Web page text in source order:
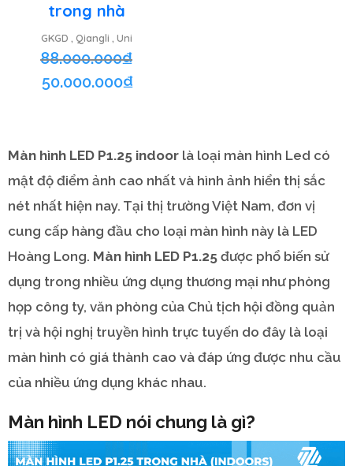
trong nhà
GKGD , Qiangli , Uni
88.000.000₫
50.000.000₫
Màn hình LED P1.25 indoor là loại màn hình Led có
mật độ điểm ảnh cao nhất và hình ảnh hiển thị sắc
nét nhất hiện nay. Tại thị trường Việt Nam, đơn vị
cung cấp hàng đầu cho loại màn hình này là LED
Hoàng Long. Màn hình LED P1.25 được phổ biến sử
dụng trong nhiều ứng dụng thương mại như phòng
họp công ty, văn phòng của Chủ tịch hội đồng quản
trị và hội nghị truyền hình trực tuyến do đây là loại
màn hình có giá thành cao và đáp ứng được nhu cầu
của nhiều ứng dụng khác nhau.
Màn hình LED nói chung là gì?